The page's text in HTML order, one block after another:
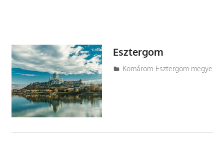
Esztergom
Utazasok.org
Komárom-Esztergom megye